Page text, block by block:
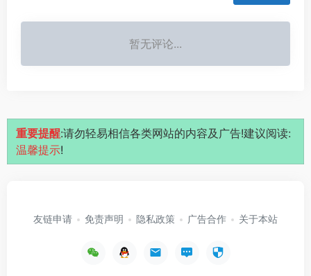
暂无评论...
重要提醒:请勿轻易相信各类网站的内容及广告!建议阅读:
温馨提示!
友链申请 免责声明 隐私政策 广告合作 关于本站